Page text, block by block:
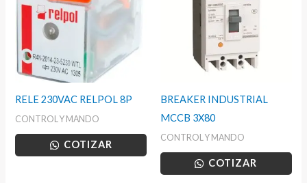
RELE 230VAC RELPOL 8P
CONTROL Y MANDO
COTIZAR
BREAKER INDUSTRIAL
MCCB 3X80
CONTROL Y MANDO
COTIZAR